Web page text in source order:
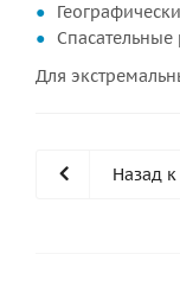
Спасательные
Для
Назад к